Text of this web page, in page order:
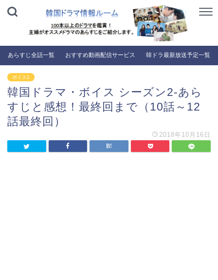
あらすじ全話一覧 おすすめ動画配信サービス 韓ドラ最新放送予定一覧
ボイス2
韓国ドラマ・ボイス シーズン2-あら
すじと感想！最終回まで（10話～12
話最終回）
2018年10月16日